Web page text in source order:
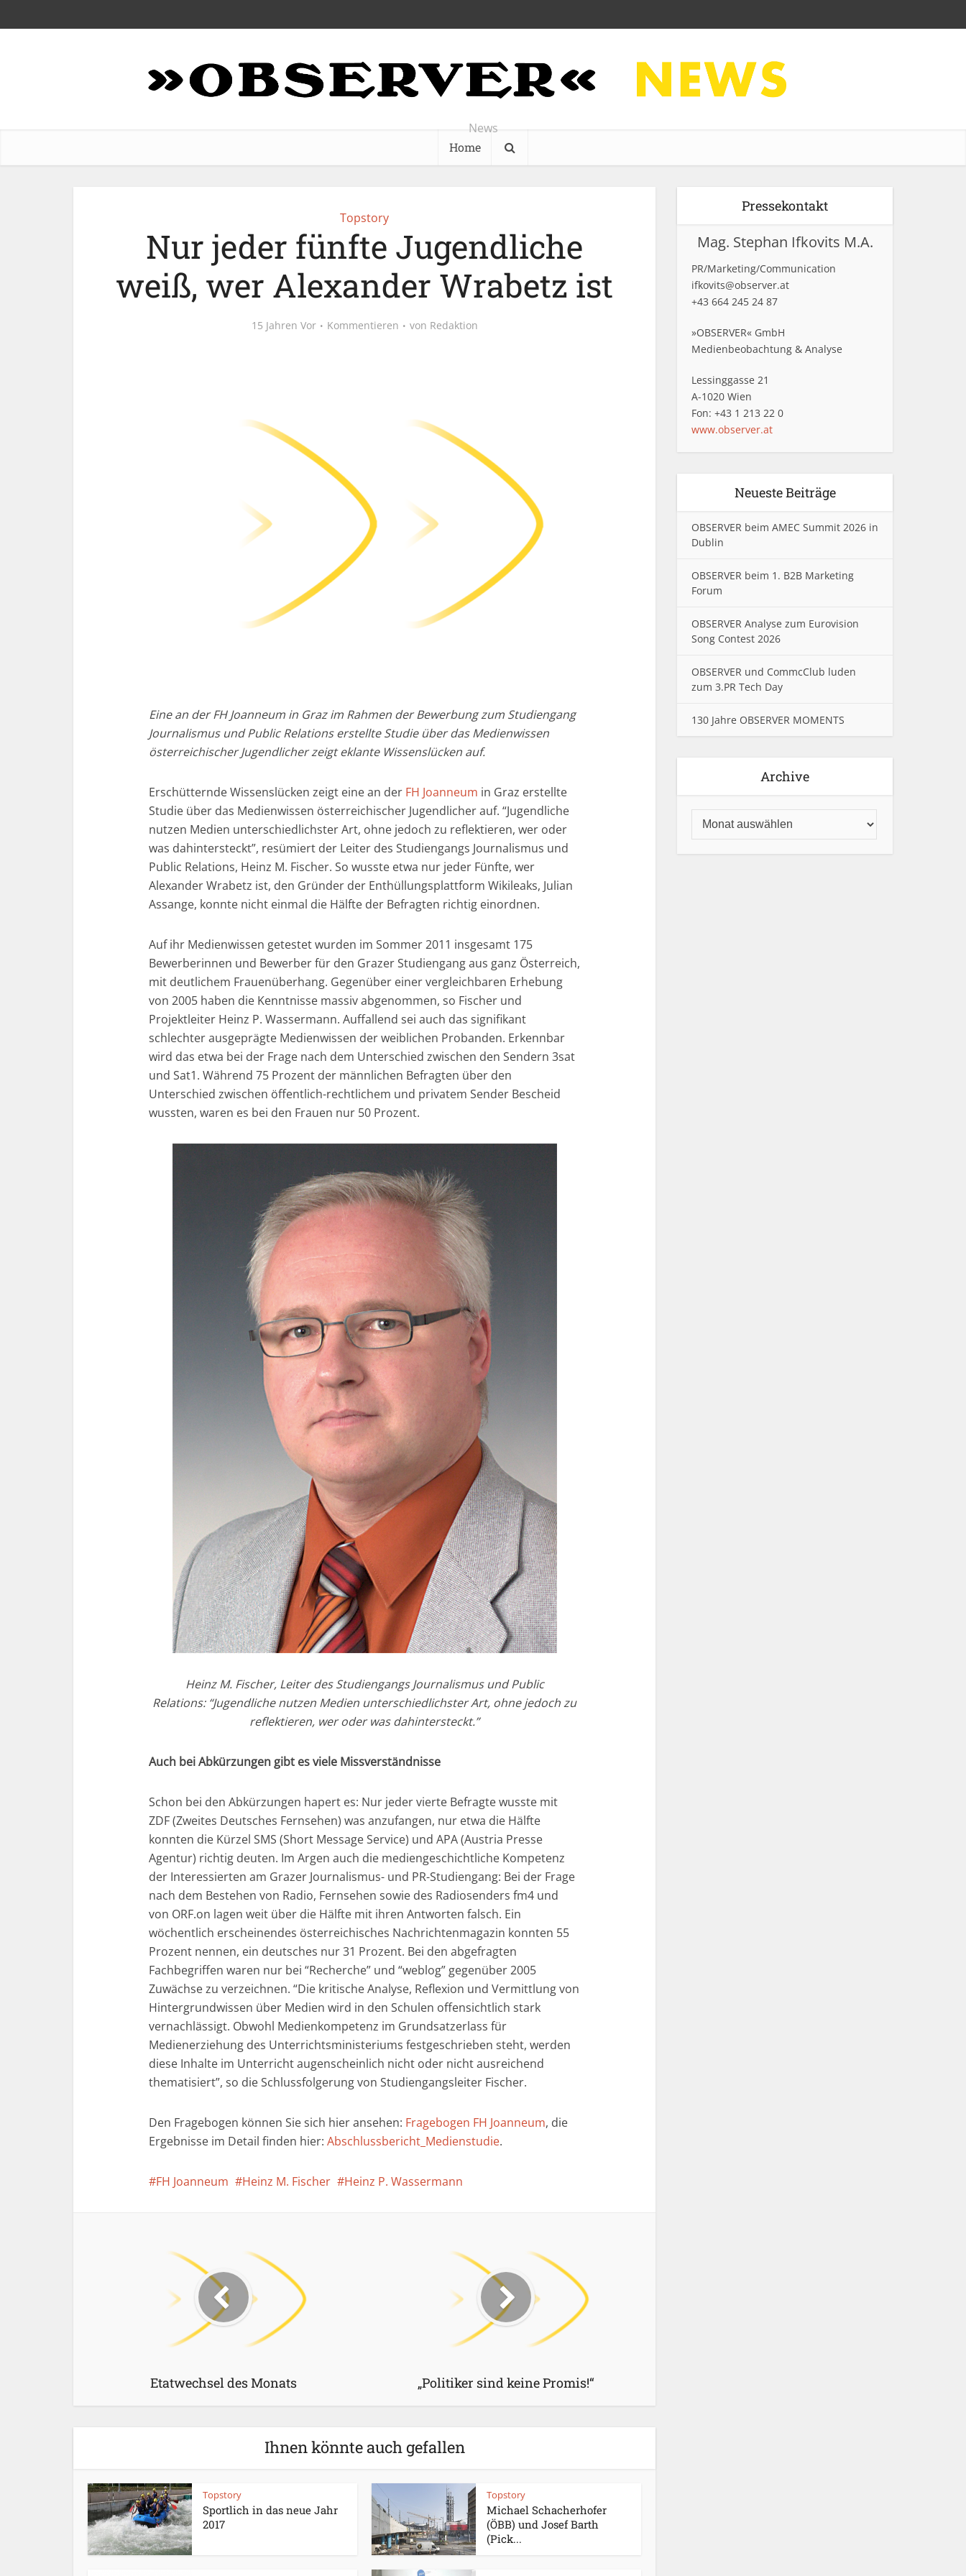
News
Home
Topstory
Nur jeder fünfte Jugendliche
weiß, wer Alexander Wrabetz ist
15 Jahren Vor Kommentieren von Redaktion
Eine an der FH Joanneum in Graz im Rahmen der Bewerbung zum Studiengang
Journalismus und Public Relations erstellte Studie über das Medienwissen
österreichischer Jugendlicher zeigt eklante Wissenslücken auf.
Erschütternde Wissenslücken zeigt eine an der FH Joanneum in Graz erstellte
Studie über das Medienwissen österreichischer Jugendlicher auf. “Jugendliche
nutzen Medien unterschiedlichster Art, ohne jedoch zu reflektieren, wer oder
was dahintersteckt”, resümiert der Leiter des Studiengangs Journalismus und
Public Relations, Heinz M. Fischer. So wusste etwa nur jeder Fünfte, wer
Alexander Wrabetz ist, den Gründer der Enthüllungsplattform Wikileaks, Julian
Assange, konnte nicht einmal die Hälfte der Befragten richtig einordnen.
Auf ihr Medienwissen getestet wurden im Sommer 2011 insgesamt 175
Bewerberinnen und Bewerber für den Grazer Studiengang aus ganz Österreich,
mit deutlichem Frauenüberhang. Gegenüber einer vergleichbaren Erhebung
von 2005 haben die Kenntnisse massiv abgenommen, so Fischer und
Projektleiter Heinz P. Wassermann. Auffallend sei auch das signifikant
schlechter ausgeprägte Medienwissen der weiblichen Probanden. Erkennbar
wird das etwa bei der Frage nach dem Unterschied zwischen den Sendern 3sat
und Sat1. Während 75 Prozent der männlichen Befragten über den
Unterschied zwischen öffentlich-rechtlichem und privatem Sender Bescheid
wussten, waren es bei den Frauen nur 50 Prozent.
Heinz M. Fischer, Leiter des Studiengangs Journalismus und Public
Relations: “Jugendliche nutzen Medien unterschiedlichster Art, ohne jedoch zu
reflektieren, wer oder was dahintersteckt.”
Auch bei Abkürzungen gibt es viele Missverständnisse
Schon bei den Abkürzungen hapert es: Nur jeder vierte Befragte wusste mit
ZDF (Zweites Deutsches Fernsehen) was anzufangen, nur etwa die Hälfte
konnten die Kürzel SMS (Short Message Service) und APA (Austria Presse
Agentur) richtig deuten. Im Argen auch die mediengeschichtliche Kompetenz
der Interessierten am Grazer Journalismus- und PR-Studiengang: Bei der Frage
nach dem Bestehen von Radio, Fernsehen sowie des Radiosenders fm4 und
von ORF.on lagen weit über die Hälfte mit ihren Antworten falsch. Ein
wöchentlich erscheinendes österreichisches Nachrichtenmagazin konnten 55
Prozent nennen, ein deutsches nur 31 Prozent. Bei den abgefragten
Fachbegriffen waren nur bei “Recherche” und “weblog” gegenüber 2005
Zuwächse zu verzeichnen. “Die kritische Analyse, Reflexion und Vermittlung von
Hintergrundwissen über Medien wird in den Schulen offensichtlich stark
vernachlässigt. Obwohl Medienkompetenz im Grundsatzerlass für
Medienerziehung des Unterrichtsministeriums festgeschrieben steht, werden
diese Inhalte im Unterricht augenscheinlich nicht oder nicht ausreichend
thematisiert”, so die Schlussfolgerung von Studiengangsleiter Fischer.
Den Fragebogen können Sie sich hier ansehen: Fragebogen FH Joanneum, die
Ergebnisse im Detail finden hier: Abschlussbericht_Medienstudie.
FH Joanneum Heinz M. Fischer Heinz P. Wassermann
Etatwechsel des Monats „Politiker sind keine Promis!“
Ihnen könnte auch gefallen
Topstory
Sportlich in das neue Jahr
2017
Topstory
Michael Schacherhofer
(ÖBB) und Josef Barth
(Pick...
Pressekontakt
Mag. Stephan Ifkovits M.A.
PR/Marketing/Communication
ifkovits@observer.at
+43 664 245 24 87
»OBSERVER« GmbH
Medienbeobachtung & Analyse
Lessinggasse 21
A-1020 Wien
Fon: +43 1 213 22 0
www.observer.at
Neueste Beiträge
OBSERVER beim AMEC Summit 2026 in
Dublin
OBSERVER beim 1. B2B Marketing
Forum
OBSERVER Analyse zum Eurovision
Song Contest 2026
OBSERVER und CommcClub luden
zum 3.PR Tech Day
130 Jahre OBSERVER MOMENTS
Archive